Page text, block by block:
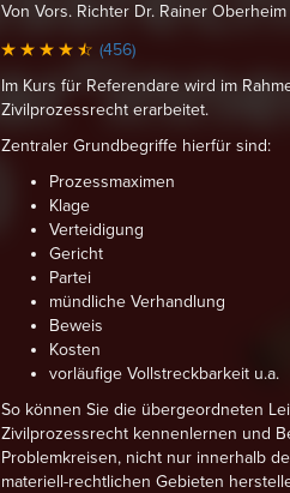
Von Vors. Richter Dr. Rainer Oberheim
(456)
Im Kurs für Referendare wird im
Zivilprozessrecht erarbeitet.
Zentraler Grundbegriffe hierfür sind:
Prozessmaximen
Klage
Verteidigung
Gericht
Partei
mündliche Verhandlung
Beweis
Kosten
vorläufige Vollstreckbarkeit u.a.
So können Sie die übergeordneten
Zivilprozessrecht kennenlernen und
Problemkreisen, nicht nur innerhalb
materiell-rechtlichen Gebieten